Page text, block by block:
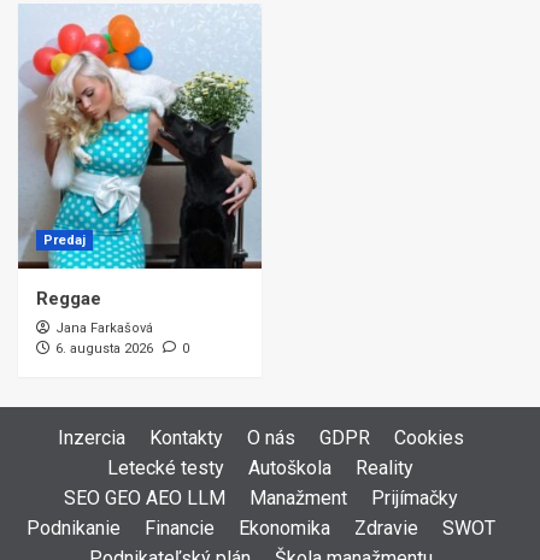
Predaj
Reggae
Jana Farkašová
6. augusta 2026
0
Inzercia Kontakty O nás GDPR
Cookies
Letecké testy
Autoškola
Reality
SEO GEO AEO LLM
Manažment
Prijímačky
Podnikanie
Financie Ekonomika Zdravie
SWOT